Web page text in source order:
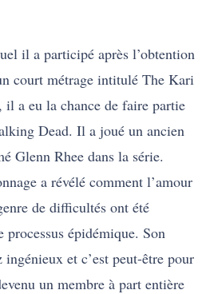
il a participé après l’obtention
court métrage intitulé The Kari
a eu la chance de faire partie
Dead. Il a joué un ancien
Glenn Rhee dans la série.
a révélé comment l’amour
de difficultés ont été
processus épidémique. Son
ingénieux et c’est peut-être pour
un membre à part entière